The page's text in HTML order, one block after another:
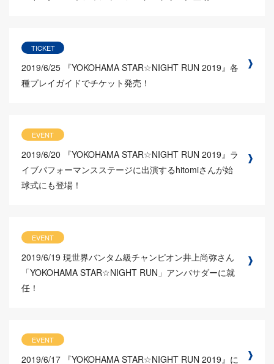
TICKET
2019/6/25 『YOKOHAMA STAR☆NIGHT RUN 2019』各
種プレイガイドでチケット発売！
EVENT
2019/6/20
『YOKOHAMA STAR☆NIGHT RUN 2019』ラ
イブパフォーマンスステージに出演するhitomiさんが始
球式にも登場！
EVENT
2019/6/19 現世界バンタム級チャンピオン井上尚弥さん
「YOKOHAMA STAR☆NIGHT RUN」アンバサダーに就
任！
EVENT
2019/6/17 『YOKOHAMA STAR☆NIGHT RUN 2019』に